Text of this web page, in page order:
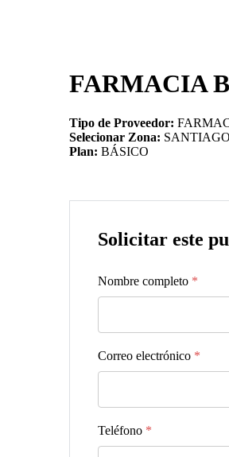
FARMACIA
Tipo de Proveedor:
Selecionar Zona:
Plan: BÁSICO
Solicitar este
Nombre completo *
Correo electrónico *
Teléfono *